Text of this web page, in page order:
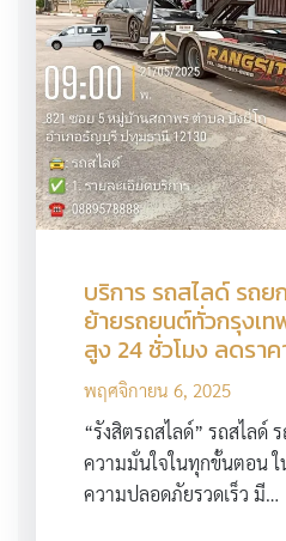
บริการ รถสไลด์ รถ
ย้ายรถยนต์ทั่วกรุงเ
สูง 24 ชั่วโมง ลดรา
พฤศจิกายน 6, 2025
“รังสิตรถสไลด์” รถสไลด์
ความมั่นใจในทุกขั้นตอน ใ
ความปลอดภัยรวดเร็ว มี…